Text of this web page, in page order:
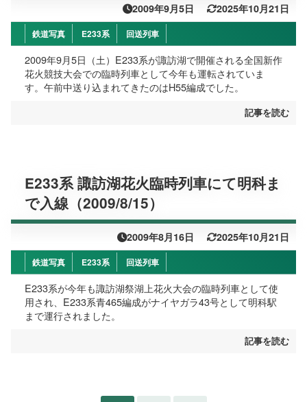
2009年9月5日 2025年10月21日
鉄道写真 E233系 回送列車
2009年9月5日（土）E233系が諏訪湖で開催される全国新作
花火競技大会での臨時列車として今年も運転されていま
す。午前中送り込まれてきたのはH55編成でした。
記事を読む
E233系 諏訪湖花火臨時列車にて明科ま
で入線（2009/8/15）
2009年8月16日 2025年10月21日
鉄道写真 E233系 回送列車
E233系が今年も諏訪湖祭湖上花火大会の臨時列車として使
用され、E233系青465編成がナイヤガラ43号として明科駅
まで運行されました。
記事を読む